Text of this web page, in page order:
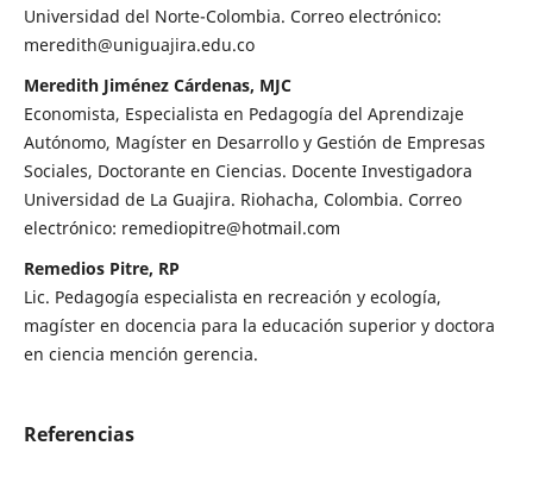
Universidad del Norte-Colombia. Correo electrónico:
meredith@uniguajira.edu.co
Meredith Jiménez Cárdenas, MJC
Economista, Especialista en Pedagogía del Aprendizaje
Autónomo, Magíster en Desarrollo y Gestión de Empresas
Sociales, Doctorante en Ciencias. Docente Investigadora
Universidad de La Guajira. Riohacha, Colombia. Correo
electrónico: remediopitre@hotmail.com
Remedios Pitre, RP
Lic. Pedagogía especialista en recreación y ecología,
magíster en docencia para la educación superior y doctora
en ciencia mención gerencia.
Referencias